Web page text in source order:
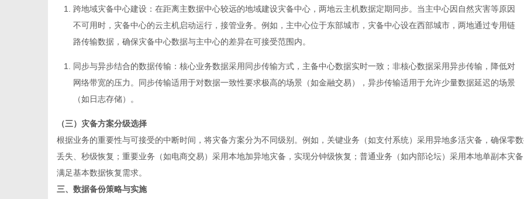
跨地域灾备中心建设 ：在距离主数据中心较远的地域建设灾备中心，两地云主机数据定期同步。当主中心因自然灾害等原因
不可用时，灾备中心的云主机启动运行，接管业务。例如，主中心位于东部城市，灾备中心设在西部城市，两地通过专用链
路传输数据，确保灾备中心数据与主中心的差异在可接受范围内。
同步与异步结合的数据传输 ：核心业务数据采用同步传输方式，主备中心数据实时一致；非核心数据采用异步传输，降低对
网络带宽的压力。同步传输适用于对数据一致性要求极高的场景（如金融交易），异步传输适用于允许少量数据延迟的场景
（如日志存储）。
（三）灾备方案分级选择
根据业务的重要性与可接受的中断时间，将灾备方案分为不同级别。例如，关键业务（如支付系统）采用异地多活灾备，确保零
丢失、秒级恢复；重要业务（如电商交易）采用本地加异地灾备，实现分钟级恢复；普通业务（如内部论坛）采用本地单副本灾
满足基本数据恢复需求。
三、数据备份策略与实施